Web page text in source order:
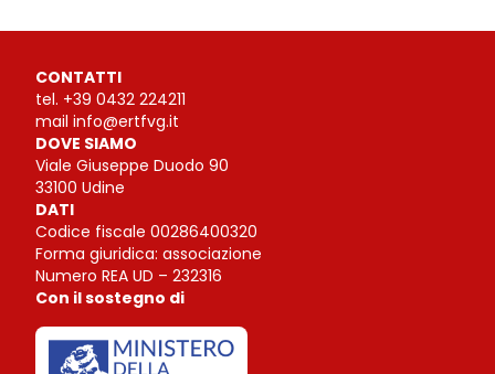
CONTATTI
tel. +39 0432 224211
mail info@ertfvg.it
DOVE SIAMO
Viale Giuseppe Duodo 90
33100 Udine
DATI
Codice fiscale 00286400320
Forma giuridica: associazione
Numero REA UD – 232316
Con il sostegno di